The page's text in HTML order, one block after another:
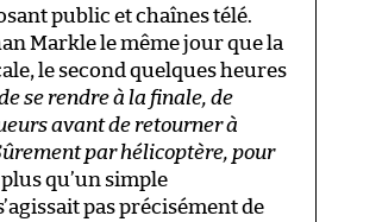
public et chaînes télé.
Markle le même jour que la
le second quelques heures
se rendre à la finale, de
avant de retourner à
par hélicoptère, pour
qu’un simple
pas précisément de